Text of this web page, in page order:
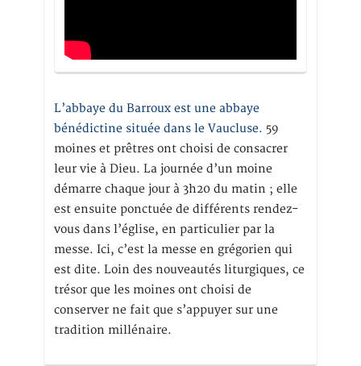
L’abbaye du Barroux est une abbaye
bénédictine située dans le Vaucluse. 59
moines et prêtres ont choisi de consacrer
leur vie à Dieu. La journée d’un moine
démarre chaque jour à 3h20 du matin ; elle
est ensuite ponctuée de différents rendez-
vous dans l’église, en particulier par la
messe. Ici, c’est la messe en grégorien qui
est dite. Loin des nouveautés liturgiques, ce
trésor que les moines ont choisi de
conserver ne fait que s’appuyer sur une
tradition millénaire.